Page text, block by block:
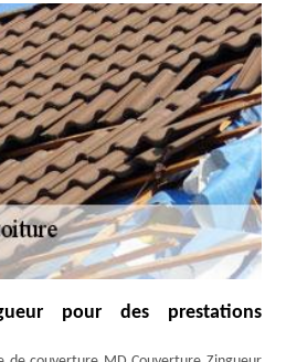
pour des prestations